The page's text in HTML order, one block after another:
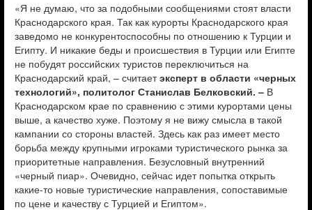
«Я не думаю, что за подобными сообщениями стоят власти
Краснодарского края. Так как курорты Краснодарского края
заведомо не конкурентоспособны по отношению к Турции и
Египту. И никакие беды и происшествия в Турции или Египте
не побудят российских туристов переключиться на
Краснодарский край, – считаетэксперт в области «черных
технологий», политолог Станислав Белковский. – В
Краснодарском крае по сравнению с этими курортами цены
выше, а качество хуже. Поэтому я не вижу смысла в такой
кампании со стороны властей. Здесь как раз имеет место
борьба между крупными игроками туристического рынка за
приоритетные направления. Безусловный внутренний
«черный пиар». Очевидно, сейчас идет попытка открыть
какие-то новые туристические направления, сопоставимые
по цене и качеству с Турцией и Египтом».